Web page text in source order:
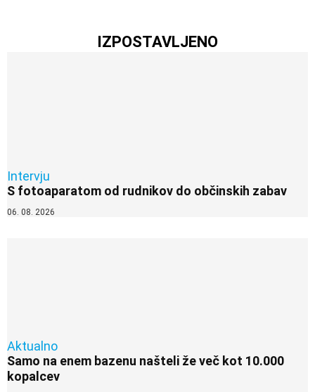
IZPOSTAVLJENO
Intervju
S fotoaparatom od rudnikov do občinskih zabav
06. 08. 2026
Aktualno
Samo na enem bazenu našteli že več kot 10.000
kopalcev